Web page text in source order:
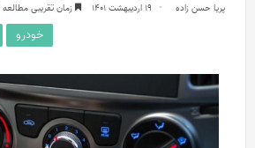
پریا حسن زاده 19 اردیبهشت 1401 زمان تقریبی مطالعه 4 دقیقه
خودرو